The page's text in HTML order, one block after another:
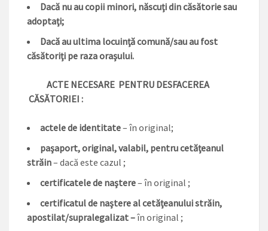
Dacă nu au copii minori, născuţi din căsătorie sau
adoptaţi;
Dacă au ultima locuinţă comună/sau au fost
căsătoriţi pe raza oraşului.
ACTE NECESARE PENTRU DESFACEREA
CĂSĂTORIEI :
actele de identitate– în original;
paşaport, original, valabil, pentru cetăţeanul
străin– dacă este cazul ;
certificatele de naştere– în original ;
certificatul de naştere al cetăţeanului străin,
apostilat/supralegalizat –în original ;